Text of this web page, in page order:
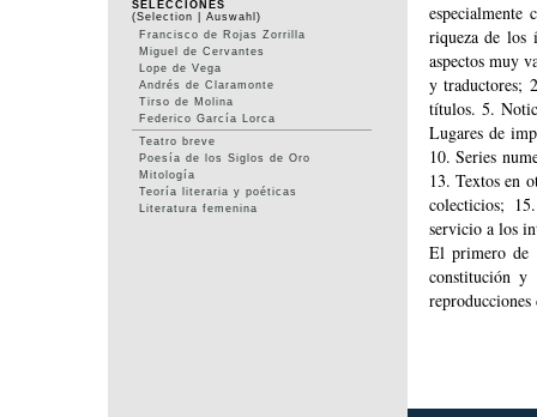
SELECCIONES
(Selection | Auswahl)
Francisco de Rojas Zorrilla
Miguel de Cervantes
Lope de Vega
Andrés de Claramonte
Tirso de Molina
Federico García Lorca
Teatro breve
Poesía de los Siglos de Oro
Mitología
Teoría literaria y poéticas
Literatura femenina
riqueza de los
aspectos muy
y traductores;
títulos. 5.
Lugares de
10. Series
13. Textos en
colecticios;
servicio a los
El primero de
constitución
reproducciones